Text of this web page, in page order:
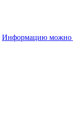
Информацию можно